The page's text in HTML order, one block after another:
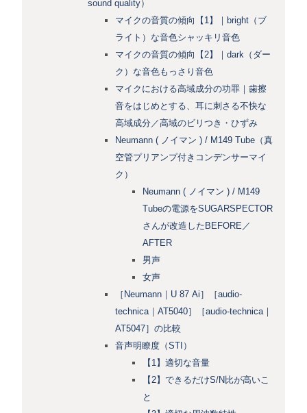
sound quality）
マイクの音質の傾向【1】｜bright（ブ
ライト）な音色シャッキリ音色
マイクの音質の傾向【2】｜dark（ダー
ク）な音色もっさり音色
マイクにおける高域成分の功罪｜歯擦
音をはじめとする、耳に刺さる不快な
高域成分／高域のビリつき・ひずみ
Neumann ( ノイマン ) / M149 Tube（真
空管プリアンプ付きコンデンサーマイ
ク）
Neumann ( ノイマン ) / M149
Tubeの電源をSUGARSPECTOR
さんが改造したBEFORE／
AFTER
男声
女声
［Neumann｜U 87 Ai］［audio-
technica｜AT5040］［audio-technica｜
AT5047］の比較
音声明瞭度（STI）
【1】適切な音量
【2】できるだけS/N比が高いこ
と